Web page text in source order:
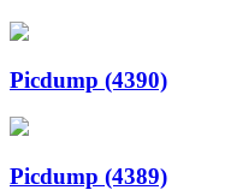
Picdump (4390)
Picdump (4389)